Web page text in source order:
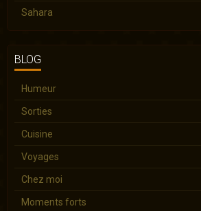
Sahara
BLOG
Humeur
Sorties
Cuisine
Voyages
Chez moi
Moments forts